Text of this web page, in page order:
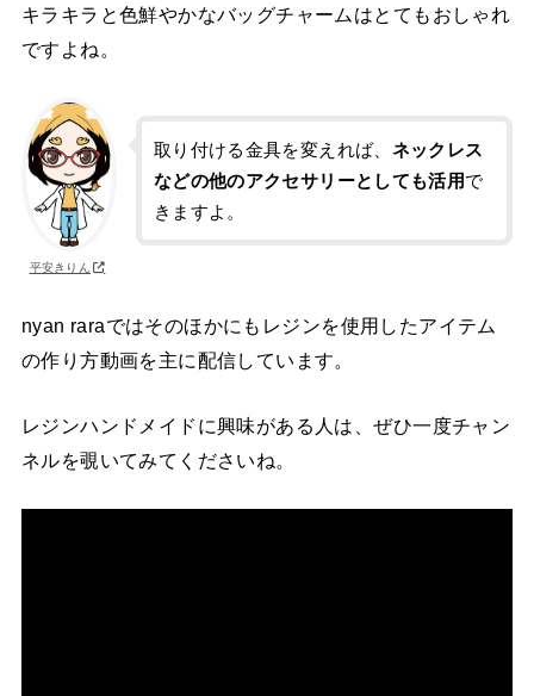
キラキラと色鮮やかなバッグチャームはとてもおしゃれ
ですよね。
平安きりん
取り付ける金具を変えれば、 ネックレス
などの他のアクセサリーとしても活用で
きますよ。
nyan raraではそのほかにもレジンを使用したアイテム
の作り方動画を主に配信しています。
レジンハンドメイドに興味がある人は、ぜひ一度チャン
ネルを覗いてみてくださいね。